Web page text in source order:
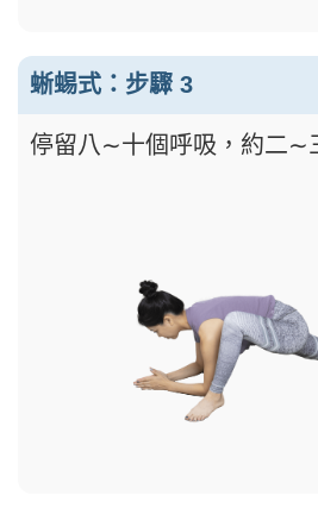
蜥蜴式：步驟 3
停留八∼十個呼吸，約二∼